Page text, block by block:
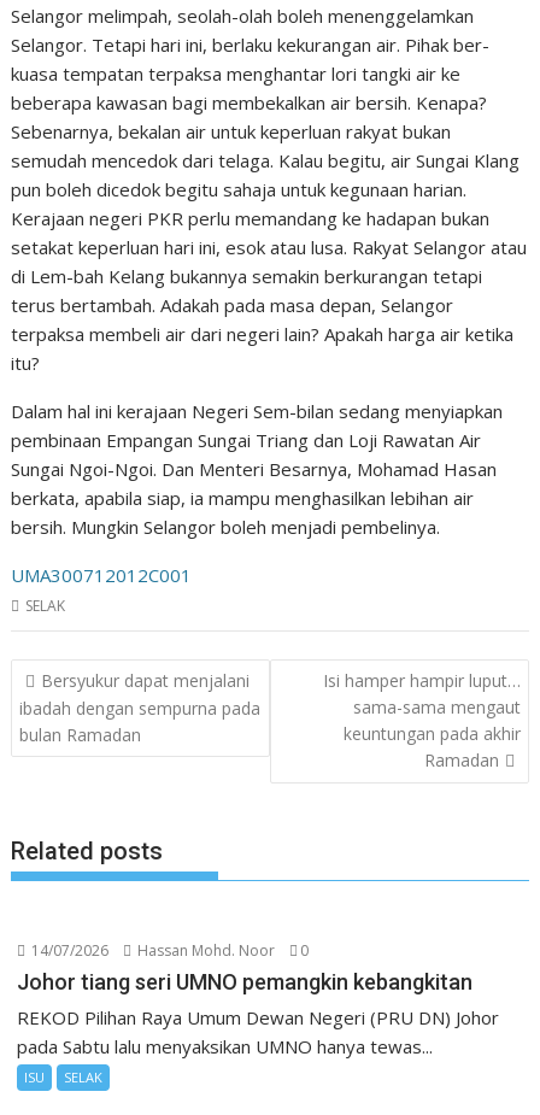
Selangor melimpah, seolah-olah boleh menenggelamkan
Selangor. Tetapi hari ini, berlaku kekurangan air. Pihak ber-
kuasa tempatan terpaksa menghantar lori tangki air ke
beberapa kawasan bagi membekalkan air bersih. Kenapa?
Sebenarnya, bekalan air untuk keperluan rakyat bukan
semudah mencedok dari telaga. Kalau begitu, air Sungai Klang
pun boleh dicedok begitu sahaja untuk kegunaan harian.
Kerajaan negeri PKR perlu memandang ke hadapan bukan
setakat keperluan hari ini, esok atau lusa. Rakyat Selangor atau
di Lem-bah Kelang bukannya semakin berkurangan tetapi
terus bertambah. Adakah pada masa depan, Selangor
terpaksa membeli air dari negeri lain? Apakah harga air ketika
itu?
Dalam hal ini kerajaan Negeri Sem-bilan sedang menyiapkan
pembinaan Empangan Sungai Triang dan Loji Rawatan Air
Sungai Ngoi-Ngoi. Dan Menteri Besarnya, Mohamad Hasan
berkata, apabila siap, ia mampu menghasilkan lebihan air
bersih. Mungkin Selangor boleh menjadi pembelinya.
UMA300712012C001
SELAK
Post
navigation
Bersyukur dapat menjalani
ibadah dengan sempurna pada
bulan Ramadan
Isi hamper hampir luput…
sama-sama mengaut
keuntungan pada akhir
Ramadan
Related posts
14/07/2026 Hassan Mohd. Noor 0
Johor tiang seri UMNO pemangkin kebangkitan
REKOD Pilihan Raya Umum Dewan Negeri (PRU DN) Johor
pada Sabtu lalu menyaksikan UMNO hanya tewas...
ISU SELAK